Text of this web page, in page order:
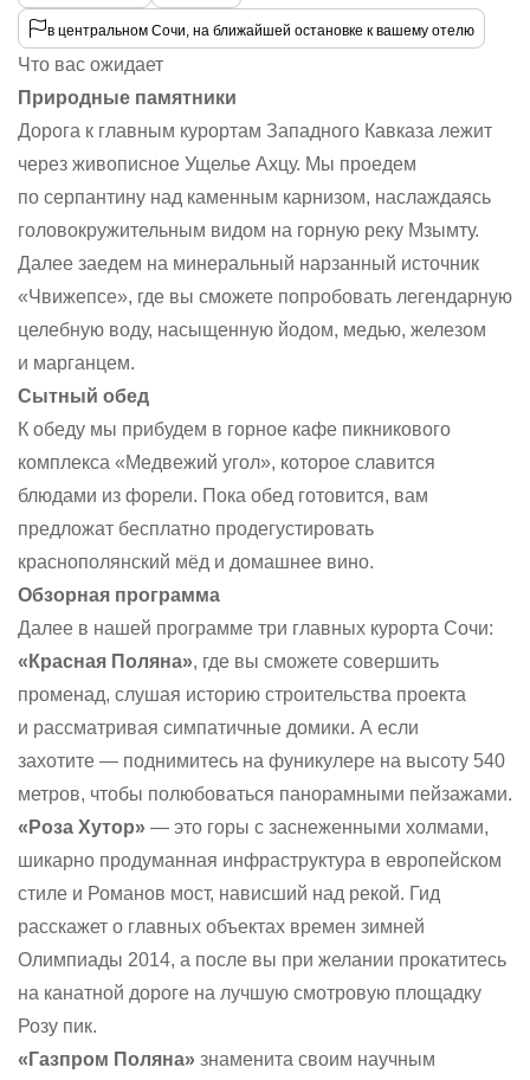
в центральном Сочи, на ближайшей остановке к вашему отелю
Что вас ожидает
Природные памятники
Дорога к главным курортам Западного Кавказа лежит
через живописное Ущелье Ахцу. Мы проедем
по серпантину над каменным карнизом, наслаждаясь
головокружительным видом на горную реку Мзымту.
Далее заедем на минеральный нарзанный источник
«Чвижепсе», где вы сможете попробовать легендарную
целебную воду, насыщенную йодом, медью, железом
и марганцем.
Сытный обед
К обеду мы прибудем в горное кафе пикникового
комплекса «Медвежий угол», которое славится
блюдами из форели. Пока обед готовится, вам
предложат бесплатно продегустировать
краснополянский мёд и домашнее вино.
Обзорная программа
Далее в нашей программе три главных курорта Сочи:
«Красная Поляна», где вы сможете совершить
променад, слушая историю строительства проекта
и рассматривая симпатичные домики. А если
захотите — поднимитесь на фуникулере на высоту 540
метров, чтобы полюбоваться панорамными пейзажами.
«Роза Хутор» — это горы с заснеженными холмами,
шикарно продуманная инфраструктура в европейском
стиле и Романов мост, нависший над рекой. Гид
расскажет о главных объектах времен зимней
Олимпиады 2014, а после вы при желании прокатитесь
на канатной дороге на лучшую смотровую площадку
Розу пик.
«Газпром Поляна» знаменита своим научным